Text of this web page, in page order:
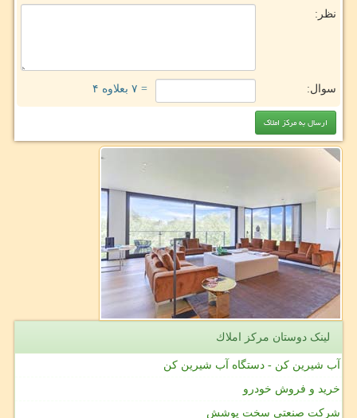
نظر:
سوال: = ۷ بعلاوه ۴
لینک دوستان مركز املاك
آب شیرین کن - دستگاه آب شیرین کن
خرید و فروش خودرو
شرکت صنعتی سخت پوشش